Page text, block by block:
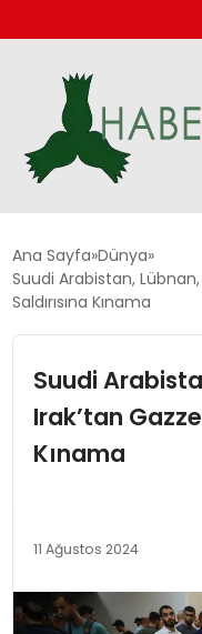
GÜNDEM
DÜNYA
EKONOMI
SIYASET
Ana Sayfa Dünya
Suudi Arabistan,
Saldırısına Kınama
Suudi
Irak’tan
Kınama
11 Ağustos 2024